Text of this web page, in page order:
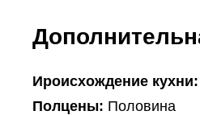
Ироисхождение кухни:
Полцены: Половина